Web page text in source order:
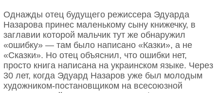
Однажды отец будущего режиссера Эдуарда
Назарова принес маленькому сыну книжечку, в
заглавии которой мальчик тут же обнаружил
«ошибку» — там было написано «Казки», а не
«Сказки». Но отец объяснил, что ошибки нет,
просто книга написана на украинском языке. Через
30 лет, когда Эдуард Назаров уже был молодым
художником-постановщиком на всесоюзной